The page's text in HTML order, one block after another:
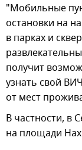
"Мобильные
остановки на
в парках и
получит
узнать свой
от мест
В частности, в
на площади